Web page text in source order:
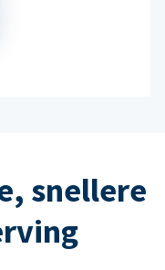
snellere